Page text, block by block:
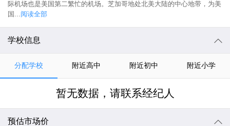
际机场也是美国第二繁忙的机场。芝加哥地处北美大陆的中心地带，为美
国...阅读全部
学校信息
分配学校 附近高中 附近初中 附近小学
暂无数据，请联系经纪人
预估市场价